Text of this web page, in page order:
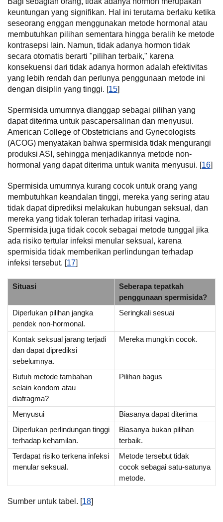
keuntungan yang signifikan. Hal ini terutama berlaku ketika
seseorang enggan menggunakan metode hormonal atau
membutuhkan pilihan sementara hingga beralih ke metode
kontrasepsi lain. Namun, tidak adanya hormon tidak
secara otomatis berarti "pilihan terbaik," karena
konsekuensi dari tidak adanya hormon adalah efektivitas
yang lebih rendah dan perlunya penggunaan metode ini
dengan disiplin yang tinggi. [15]
Spermisida umumnya dianggap sebagai pilihan yang
dapat diterima untuk pascapersalinan dan menyusui.
American College of Obstetricians and Gynecologists
(ACOG) menyatakan bahwa spermisida tidak mengurangi
produksi ASI, sehingga menjadikannya metode non-
hormonal yang dapat diterima untuk wanita menyusui. [16]
Spermisida umumnya kurang cocok untuk orang yang
membutuhkan keandalan tinggi, mereka yang sering atau
tidak dapat diprediksi melakukan hubungan seksual, dan
mereka yang tidak toleran terhadap iritasi vagina.
Spermisida juga tidak cocok sebagai metode tunggal jika
ada risiko tertular infeksi menular seksual, karena
spermisida tidak memberikan perlindungan terhadap
infeksi tersebut. [17]
Situasi
Seberapa tepatkah
penggunaan spermisida?
Diperlukan pilihan jangka
pendek non-hormonal.
Seringkali sesuai
Kontak seksual jarang terjadi
dan dapat diprediksi
sebelumnya.
Mereka mungkin cocok.
Butuh metode tambahan
selain kondom atau
diafragma?
Pilihan bagus
Menyusui
Biasanya dapat diterima
Diperlukan perlindungan tinggi
terhadap kehamilan.
Biasanya bukan pilihan
terbaik.
Terdapat risiko terkena infeksi
menular seksual.
Metode tersebut tidak
cocok sebagai satu-satunya
metode.
Sumber untuk tabel. [18]